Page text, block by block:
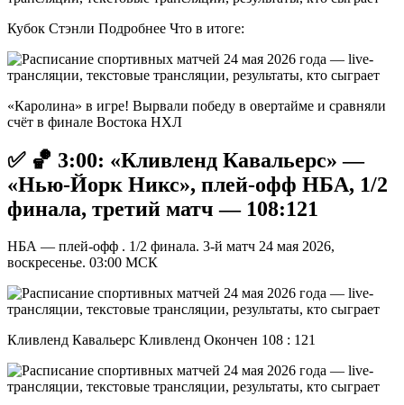
Кубок Стэнли Подробнее Что в итоге:
«Каролина» в игре! Вырвали победу в овертайме и сравняли
счёт в финале Востока НХЛ
✅ 🏀 3:00: «Кливленд Кавальерс» —
«Нью-Йорк Никс», плей-офф НБА, 1/2
финала, третий матч — 108:121
НБА — плей-офф . 1/2 финала. 3-й матч 24 мая 2026,
воскресенье. 03:00 МСК
Кливленд Кавальерс Кливленд Окончен 108 : 121